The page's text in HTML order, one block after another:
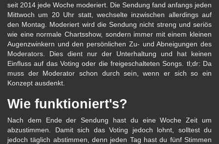
seit 2014 jede Woche moderiert. Die Sendung fand anfangs jeden
Mittwoch um 20 Uhr statt, wechselte inzwischen allerdings auf
den Montag. Moderiert wird die Sendung nicht streng und seriös
wie eine normale Chartsshow, sondern immer mit einem kleinen
Augenzwinkern und den persönlichen Zu- und Abneigungen des
Moderators. Dies dient nur der Unterhaltung und hat keinen
Einfluss auf das Voting oder die freigeschalteten Songs. tl;dr: Da
muss der Moderator schon durch sein, wenn er sich so ein
Konzept ausdenkt.
Wie funktioniert's?
Nach dem Ende der Sendung hast du eine Woche Zeit um
abzustimmen. Damit sich das Voting jedoch lohnt, solltest du
jedoch täglich abstimmen, denn jeden Tag hast du fünf Stimmen